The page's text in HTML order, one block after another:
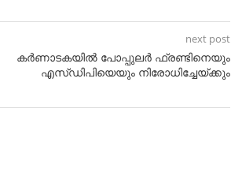
next post
കര്‍ണാടകയില്‍ പോപ്പുലര്‍ ഫ്രണ്ടിനെയും
എസ്ഡിപിയെയും നിരോധിച്ചേയ്ക്കും